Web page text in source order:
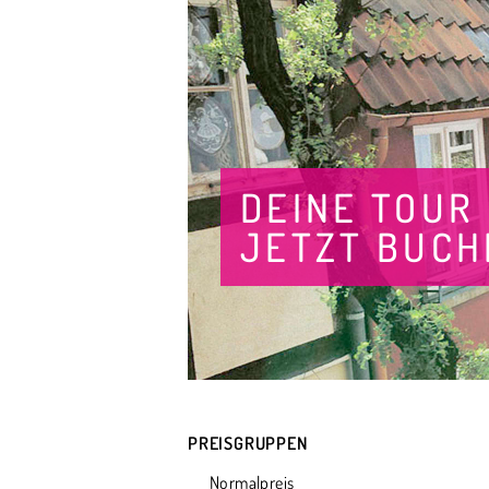
DEINE TOUR
JETZT
PREISGRUPPEN
Normalpreis